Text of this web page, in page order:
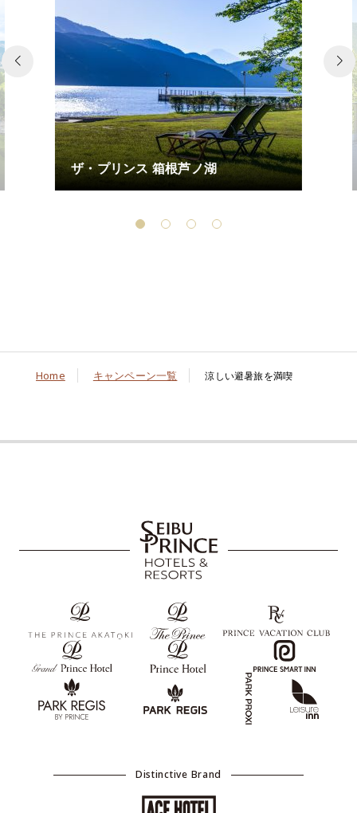
ザ・プリンス 箱根芦ノ湖
Home キャンペーン一覧 涼しい避暑旅を満喫
Distinctive Brand